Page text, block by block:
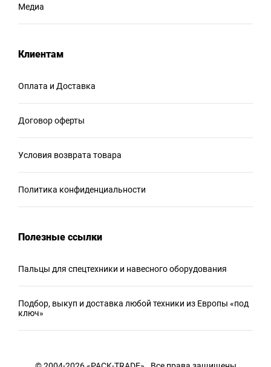
Медиа
Клиентам
Оплата и Доставка
Договор оферты
Условия возврата товара
Политика конфиденциальности
Полезные ссылки
Пальцы для спецтехники и навесного оборудования
Подбор, выкуп и доставка любой техники из Европы «под
ключ»